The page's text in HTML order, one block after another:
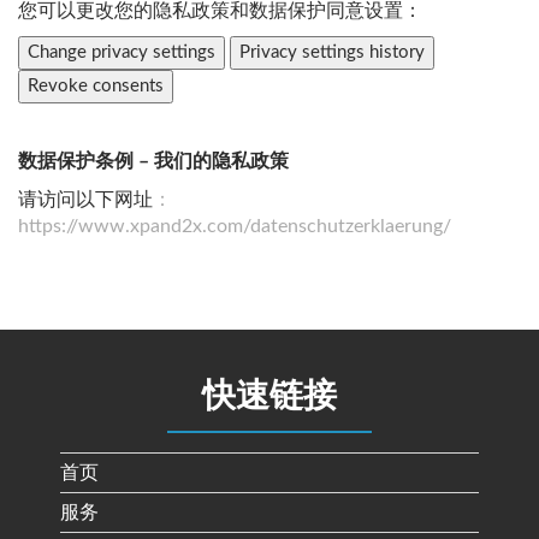
您可以更改您的隐私政策和数据保护同意设置：
Change privacy settings
Privacy settings history
Revoke consents
数据保护条例 – 我们的隐私政策
请访问以下网址 ：
https://www.xpand2x.com/datenschutzerklaerung/
快速链接
首页
服务